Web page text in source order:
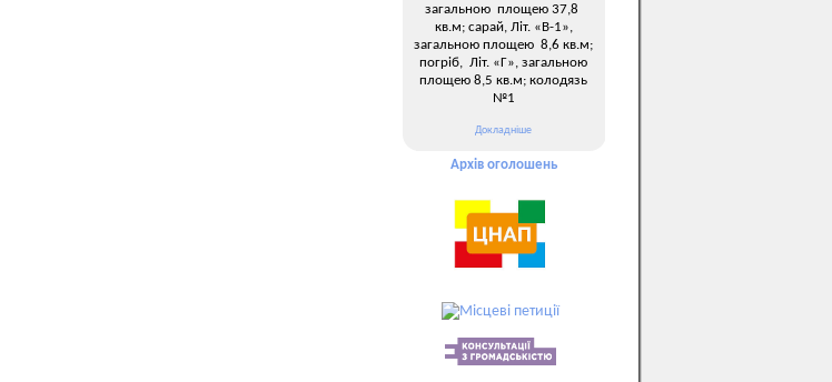
загальною площею 37,8
кв.м; сарай, Літ. «В-1»,
загальною площею 8,6 кв.м;
погріб, Літ. «Г», загальною
площею 8,5 кв.м; колодязь
№1
Докладніше
Архів оголошень